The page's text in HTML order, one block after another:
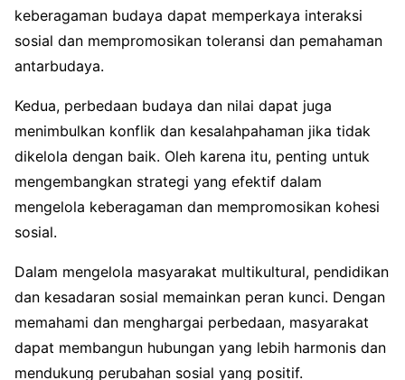
keberagaman budaya dapat memperkaya interaksi
sosial dan mempromosikan toleransi dan pemahaman
antarbudaya.
Kedua, perbedaan budaya dan nilai dapat juga
menimbulkan konflik dan kesalahpahaman jika tidak
dikelola dengan baik. Oleh karena itu, penting untuk
mengembangkan strategi yang efektif dalam
mengelola keberagaman dan mempromosikan kohesi
sosial.
Dalam mengelola masyarakat multikultural, pendidikan
dan kesadaran sosial memainkan peran kunci. Dengan
memahami dan menghargai perbedaan, masyarakat
dapat membangun hubungan yang lebih harmonis dan
mendukung perubahan sosial yang positif.